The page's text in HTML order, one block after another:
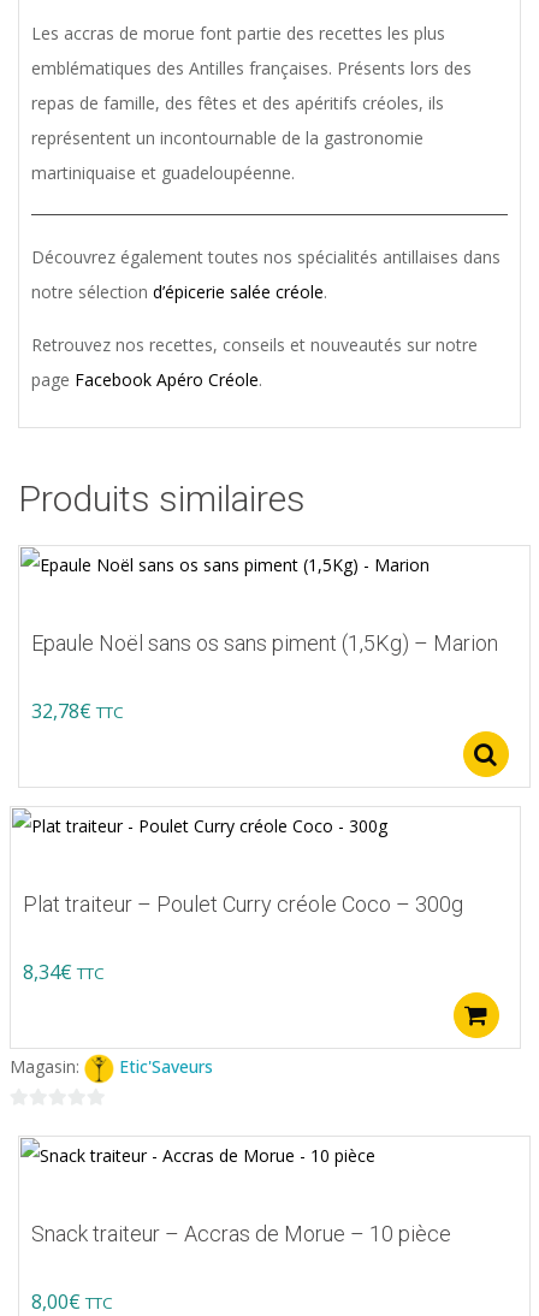
Les accras de morue font partie des recettes les plus
emblématiques des Antilles françaises. Présents lors des
repas de famille, des fêtes et des apéritifs créoles, ils
représentent un incontournable de la gastronomie
martiniquaise et guadeloupéenne.
Découvrez également toutes nos spécialités antillaises dans
notre sélection d’épicerie salée créole.
Retrouvez nos recettes, conseils et nouveautés sur notre
page Facebook Apéro Créole.
Produits similaires
Epaule Noël sans os sans piment (1,5Kg) – Marion
32,78€ TTC
Plat traiteur – Poulet Curry créole Coco – 300g
8,34€ TTC
Magasin: Etic'Saveurs
sur
Snack traiteur – Accras de Morue – 10 pièce
8,00€ TTC